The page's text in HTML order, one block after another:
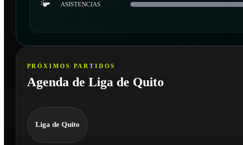
ASISTENCIAS
PRÓXIMOS PARTIDOS
Agenda de Liga de Quito
Liga de Quito